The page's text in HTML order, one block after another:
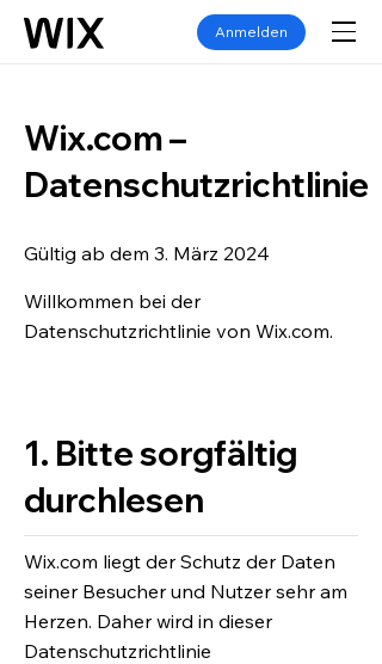
Anmelden
Wix.com –
Datenschutzrichtlinie
Gültig ab dem 3. März 2024
Willkommen bei der
Datenschutzrichtlinie von Wix.com.
1. Bitte sorgfältig
durchlesen
Wix.com liegt der Schutz der Daten
seiner Besucher und Nutzer sehr am
Herzen. Daher wird in dieser
Datenschutzrichtlinie